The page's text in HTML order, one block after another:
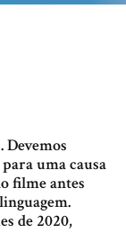
uma causa
filme antes
de 2020,